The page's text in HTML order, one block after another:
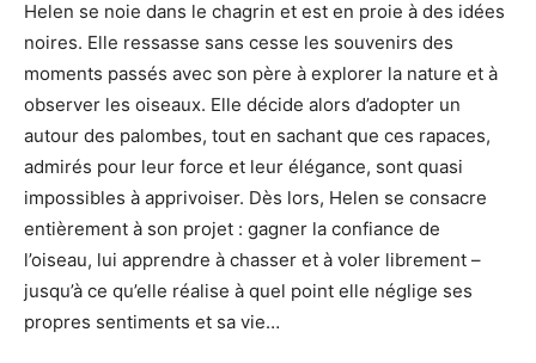
Helen se noie dans le chagrin et est en proie à des idées
noires. Elle ressasse sans cesse les souvenirs des
moments passés avec son père à explorer la nature et à
observer les oiseaux. Elle décide alors d’adopter un
autour des palombes, tout en sachant que ces rapaces,
admirés pour leur force et leur élégance, sont quasi
impossibles à apprivoiser. Dès lors, Helen se consacre
entièrement à son projet : gagner la confiance de
l’oiseau, lui apprendre à chasser et à voler librement –
jusqu’à ce qu’elle réalise à quel point elle néglige ses
propres sentiments et sa vie…